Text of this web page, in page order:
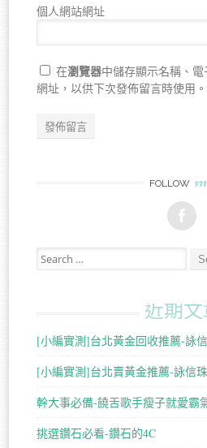
個人網站網址
在瀏覽器中儲存顯示名稱、
網址，以供下次發佈留言時使用。
FOLLOW
Search for:
近期文
[小編實測]台北黃金回收推薦-詠
[小編實測]台北賣黃金推薦-詠信
幹大事必備-饒舌歌手瘦子就愛霸
挑選鑽石必看-鑽石的4C